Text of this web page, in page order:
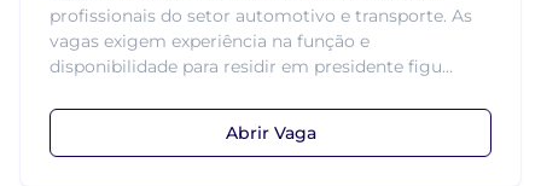
profissionais do setor automotivo e transporte. As
vagas exigem experiência na função e
disponibilidade para residir em presidente figu...
Abrir Vaga